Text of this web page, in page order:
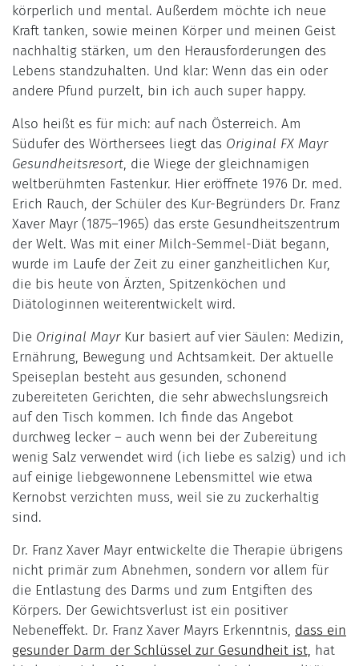
körperlich und mental. Außerdem möchte ich neue
Kraft tanken, sowie meinen Körper und meinen Geist
nachhaltig stärken, um den Herausforderungen des
Lebens standzuhalten. Und klar: Wenn das ein oder
andere Pfund purzelt, bin ich auch super happy.
Also heißt es für mich: auf nach Österreich. Am
Südufer des Wörthersees liegt das Original FX Mayr
Gesundheitsresort, die Wiege der gleichnamigen
weltberühmten Fastenkur. Hier eröffnete 1976 Dr. med.
Erich Rauch, der Schüler des Kur-Begründers Dr. Franz
Xaver Mayr (1875–1965) das erste Gesundheitszentrum
der Welt. Was mit einer Milch-Semmel-Diät begann,
wurde im Laufe der Zeit zu einer ganzheitlichen Kur,
die bis heute von Ärzten, Spitzenköchen und
Diätologinnen weiterentwickelt wird.
Die Original MayrKur basiert auf vier Säulen: Medizin,
Ernährung, Bewegung und Achtsamkeit. Der aktuelle
Speiseplan besteht aus gesunden, schonend
zubereiteten Gerichten, die sehr abwechslungsreich
auf den Tisch kommen. Ich finde das Angebot
durchweg lecker – auch wenn bei der Zubereitung
wenig Salz verwendet wird (ich liebe es salzig) und ich
auf einige liebgewonnene Lebensmittel wie etwa
Kernobst verzichten muss, weil sie zu zuckerhaltig
sind.
Dr. Franz Xaver Mayr entwickelte die Therapie übrigens
nicht primär zum Abnehmen, sondern vor allem für
die Entlastung des Darms und zum Entgiften des
Körpers. Der Gewichtsverlust ist ein positiver
Nebeneffekt. Dr. Franz Xaver Mayrs Erkenntnis, dass ein
gesunder Darm der Schlüssel zur Gesundheit ist, hat